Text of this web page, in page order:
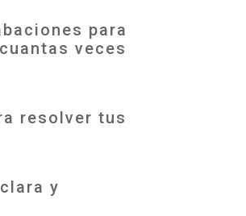
para
veces
resolver tus
y